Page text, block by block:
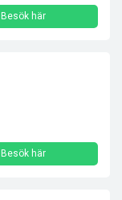
Besök här
Besök här